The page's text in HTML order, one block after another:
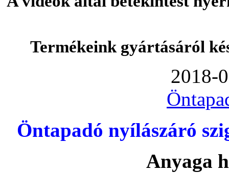
Termékeink gyártásáról
2018-
Öntapadó nyílászáró
Anyaga